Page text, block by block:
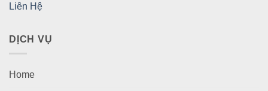
Liên Hệ
DỊCH VỤ
Home